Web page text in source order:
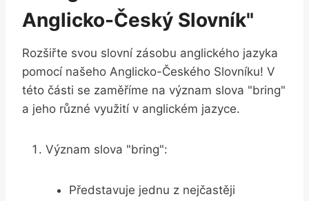
Anglicko-Český Slovník"
Rozšiřte svou slovní zásobu anglického jazyka
pomocí našeho Anglicko-Českého Slovníku! V
této části se zaměříme na význam slova "bring"
a jeho různé využití v anglickém jazyce.
Význam slova "bring":
Představuje jednu z nejčastěji